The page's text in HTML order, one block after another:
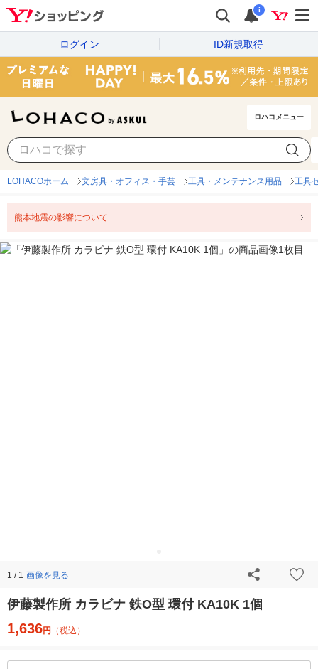
i
ログイン ID新規取得
ロハコメニュー
LOHACOホーム 文房具・オフィス・手芸 工具・メンテナンス用品 工具
熊本地震の影響について
1 / 1 画像を見る
伊藤製作所 カラビナ 鉄O型 環付 KA10K 1個
1,636円 （税込）